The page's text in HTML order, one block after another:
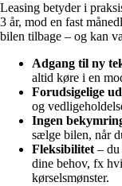
Leasing betyder i
3 år, mod en fast
bilen tilbage – og kan
Adgang til ny
altid køre i en
Forudsigelige
og
Ingen
sælge bilen, når
Fleksibilitet– du
dine behov, fx
kørselsmønster.